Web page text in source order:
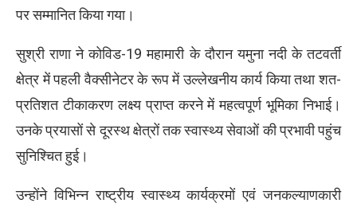
पर सम्मानित किया गया।
सुश्री राणा ने कोविड-19 महामारी के दौरान यमुना नदी के तटवर्ती
क्षेत्र में पहली वैक्सीनेटर के रूप में उल्लेखनीय कार्य किया तथा शत-
प्रतिशत टीकाकरण लक्ष्य प्राप्त करने में महत्वपूर्ण भूमिका निभाई।
उनके प्रयासों से दूरस्थ क्षेत्रों तक स्वास्थ्य सेवाओं की प्रभावी पहुंच
सुनिश्चित हुई।
उन्होंने विभिन्न राष्ट्रीय स्वास्थ्य कार्यक्रमों एवं जनकल्याणकारी